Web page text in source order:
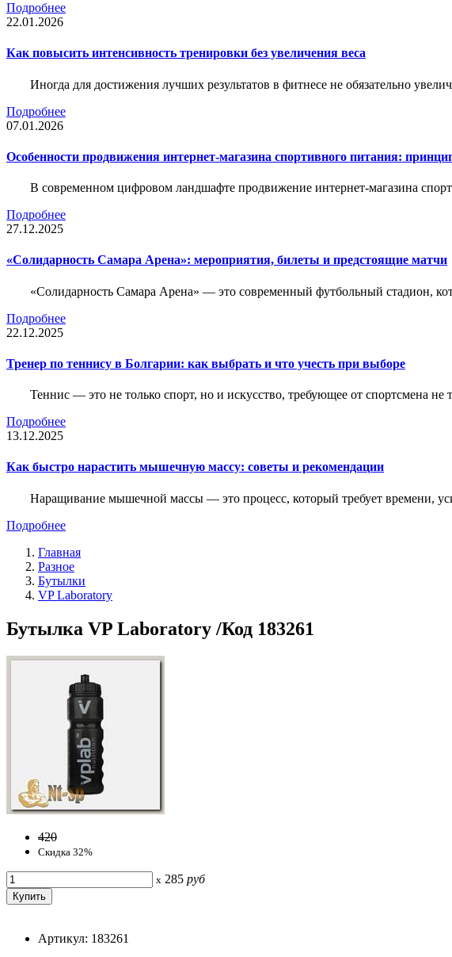
Подробнее
22.01.2026
Как повысить интенсивность тренировки без увеличения веса
Иногда для достижения лучших результатов в фитнесе не обязательно
Подробнее
07.01.2026
Особенности продвижения интернет-магазина спортивного питания:
В современном цифровом ландшафте продвижение интернет-магазина
Подробнее
27.12.2025
«Солидарность Самара Арена»: мероприятия, билеты и предстоящие матчи
«Солидарность Самара Арена» — это современный футбольный стадион,
Подробнее
22.12.2025
Тренер по теннису в Болгарии: как выбрать и что учесть при выборе
Теннис — это не только спорт, но и искусство, требующее от спортсмена
Подробнее
13.12.2025
Как быстро нарастить мышечную массу: советы и рекомендации
Наращивание мышечной массы — это процесс, который требует времени,
Подробнее
Главная
Разное
Бутылки
VP Laboratory
Бутылка VP Laboratory /Код 183261
420
Скидка 32%
x 285 руб
Артикул: 183261